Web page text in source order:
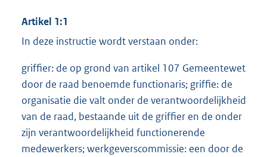
Artikel 1:1
In deze instructie wordt verstaan onder:
griffier: de op grond van artikel 107 Gemeentewet
door de raad benoemde functionaris; griffie: de
organisatie die valt onder de verantwoordelijkheid
van de raad, bestaande uit de griffier en de onder
zijn verantwoordelijkheid functionerende
medewerkers; werkgeverscommissie: een door de